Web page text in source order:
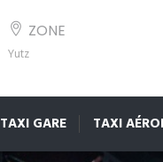
ZONE
Yutz
TAXI GARE TAXI